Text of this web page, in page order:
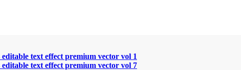
text effect premium vector vol 1
text effect premium vector vol 7